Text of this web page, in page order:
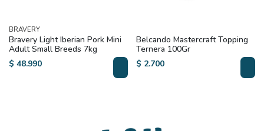
BRAVERY
Bravery Light Iberian Pork Mini
Adult Small Breeds 7kg
$ 48.990
Belcando Mastercraft Topping
Ternera 100Gr
$ 2.700